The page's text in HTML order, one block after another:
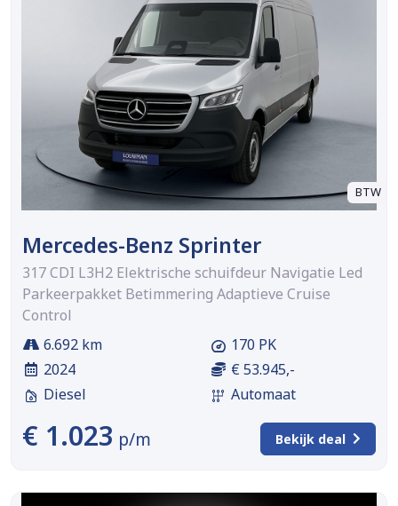
BTW
Mercedes-Benz Sprinter
317 CDI L3H2 Elektrische schuifdeur Navigatie Led
Parkeerpakket Betimmering Adaptieve Cruise
Control
6.692 km
2024
Diesel
170 PK
€ 53.945,-
Automaat
€ 1.023 p/m Bekijk deal